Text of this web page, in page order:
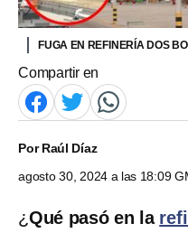
FUGA EN REFINERÍA DOS
Compartir en
PorRaúl Díaz
agosto 30, 2024 a las 18:09
¿Qué pasó en la